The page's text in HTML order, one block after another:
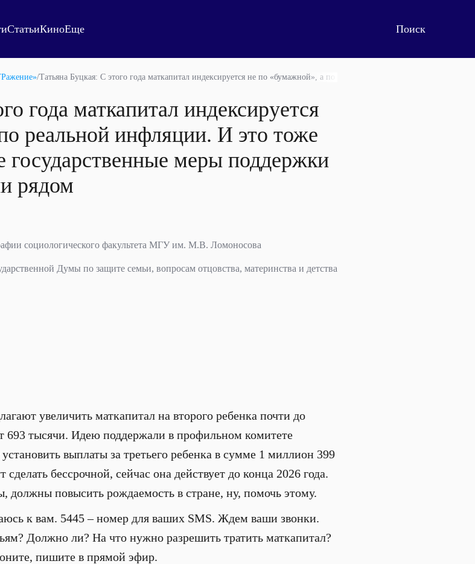
СтатьиКиноЕще
/Татьяна Буцкая: С этого года маткапитал индексируется не по «бумажной», а по реальной инфляции. И это тоже
года маткапитал индексируется
реальной инфляции. И это тоже
государственные меры поддержки
рядом
социологического факультета МГУ им. М.В. Ломоносова
Думы по защите семьи, вопросам отцовства, материнства и детства
увеличить маткапитал на второго ребенка почти до
693 тысячи. Идею поддержали в профильном комитете
выплаты за третьего ребенка в сумме 1 миллион 399
бессрочной, сейчас она действует до конца 2026 года.
повысить рождаемость в стране, ну, помочь этому.
к вам. 5445 – номер для ваших SMS. Ждем ваши звонки.
Должно ли? На что нужно разрешить тратить маткапитал?
пишите в прямой эфир.